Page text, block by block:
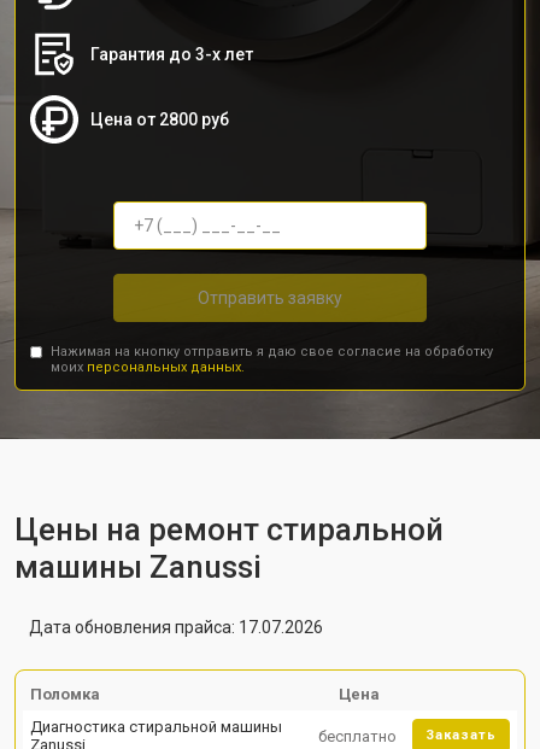
Гарантия до 3-х лет
Цена от 2800 руб
Отправить заявку
Нажимая на кнопку отправить я даю свое согласие на обработку
моих персональных данных.
Цены на ремонт стиральной
машины Zanussi
Дата обновления прайса: 17.07.2026
Поломка
Цена
Диагностика стиральной машины
Zanussi
бесплатно Заказать